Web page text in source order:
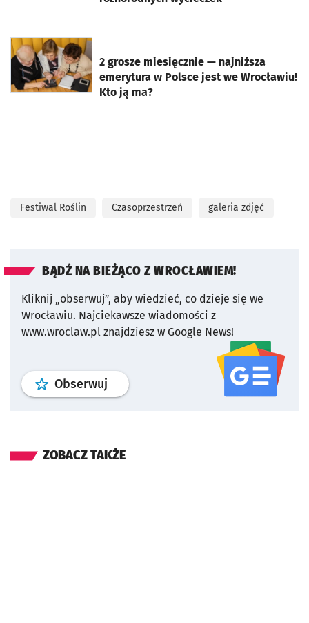
2 grosze miesięcznie — najniższa
emerytura w Polsce jest we Wrocławiu!
Kto ją ma?
otworzy się w nowej karcie
Festiwal Roślin Czasoprzestrzeń galeria zdjęć
BĄDŹ NA BIEŻĄCO Z WROCŁAWIEM!
Kliknij „obserwuj”, aby wiedzieć, co dzieje się we
Wrocławiu. Najciekawsze wiadomości z
www.wroclaw.pl znajdziesz w Google News!
Obserwuj profil serwisu
ZOBACZ TAKŻE